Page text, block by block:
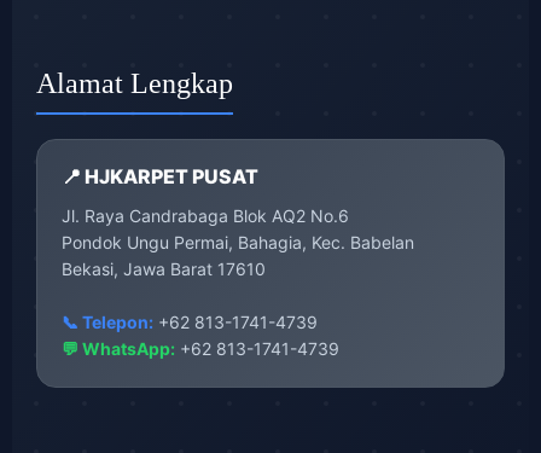
Alamat Lengkap
📍 HJKARPET PUSAT
Jl. Raya Candrabaga Blok AQ2 No.6
Pondok Ungu Permai, Bahagia, Kec. Babelan
Bekasi, Jawa Barat 17610
📞 Telepon: +62 813-1741-4739
💬 WhatsApp: +62 813-1741-4739